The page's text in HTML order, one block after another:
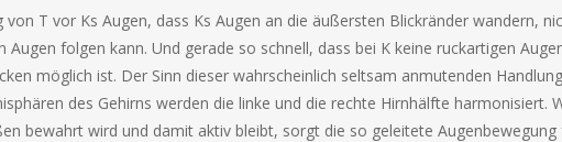
T vor Ks Augen, dass Ks Augen an die äußersten Blickränder wandern,
Augen folgen kann. Und gerade so schnell, dass bei K keine ruckartigen
möglich ist. Der Sinn dieser wahrscheinlich seltsam anmutenden
des Gehirns werden die linke und die rechte Hirnhälfte harmonisiert.
bewahrt wird und damit aktiv bleibt, sorgt die so geleitete